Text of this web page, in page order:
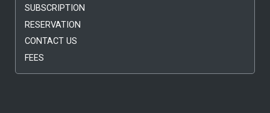
SUBSCRIPTION
RESERVATION
CONTACT US
FEES